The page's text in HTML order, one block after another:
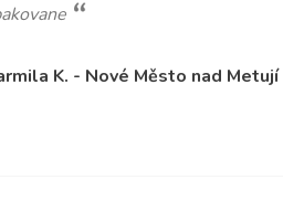
K. - Nové Město nad Metují